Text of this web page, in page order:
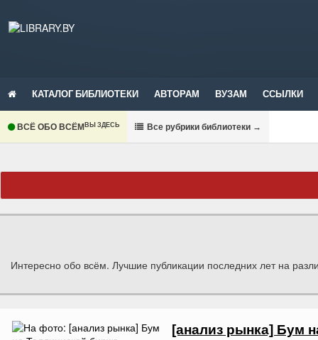
КАТАЛОГ БИБЛИОТЕКИ АВТОРАМ ВУЗАМ ССЫЛКИ
ВСЁ ОБО ВСЁМВЫ ЗДЕСЬ Все рубрики библиотеки →
Интересно обо всём. Лучшие публикации последних лет на
[анализ рынка] Бум